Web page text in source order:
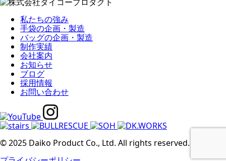
私たちの強み
手袋の企画・製造
バッグの企画・製造
制作実績
会社案内
お知らせ
ブログ
採用情報
お問い合わせ
© 2025 Daiko Product Co., Ltd. All rights reserved.